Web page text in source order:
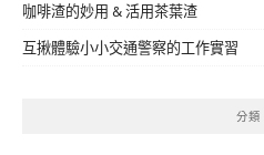
咖啡渣的妙用 & 活用茶葉渣
互揪體驗小小交通警察的工作實習
分類